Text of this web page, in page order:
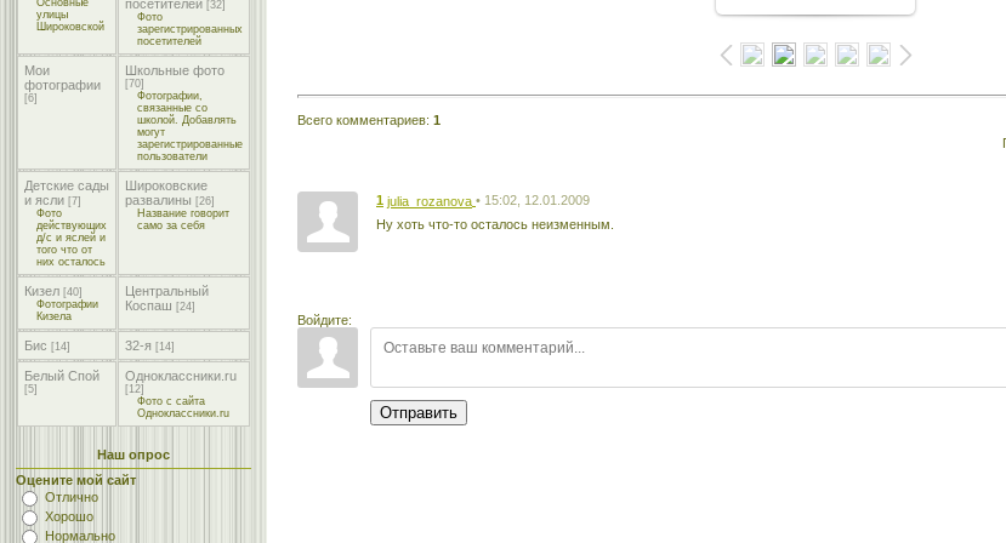
Основные
улицы
Широковской
посетителей [32]
Фото
зарегистрированных
посетителей
Мои
фотографии
[6]
Школьные фото
[70]
Фотографии,
связанные со
школой. Добавлять
могут
зарегистрированные
пользователи
Детские сады
и ясли [7]
Фото
действующих
д/с и яслей и
того что от
них осталось
Широковские
развалины [26]
Название говорит
само за себя
Кизел [40]
Фотографии
Кизела
Центральный
Коспаш [24]
Бис [14] 32-я [14]
Белый Спой
[5]
Одноклассники.ru
[12]
Фото с сайта
Одноклассники.ru
Наш опрос
Оцените мой сайт
Отлично
Хорошо
Нормально
Всего комментариев: 1
1 julia_rozanova • 15:02, 12.01.2009
Ну хоть что-то осталось неизменным.
Войдите:
Отправить